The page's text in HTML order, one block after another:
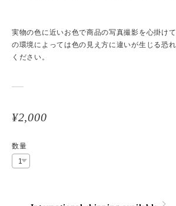
実物の色に近いお色で商品の写真撮影を心掛け
の環境によっては色の見え方に違いが生じる恐
ください。
¥2,000
数量